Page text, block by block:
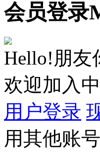
会员登录
Hello!朋友
欢迎加入
用户登录
用其他账